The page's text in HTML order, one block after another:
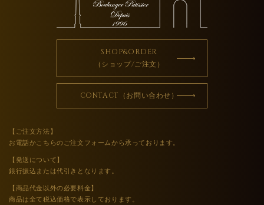
SHOP&ORDER
（ショップ/ご注文）
CONTACT（お問い合わせ）
【ご注文方法】
お電話かこちらのご注文フォームから承っております。
【発送について】
銀行振込または代引きとなります。
【商品代金以外の必要料金】
商品は全て税込価格で表示しております。